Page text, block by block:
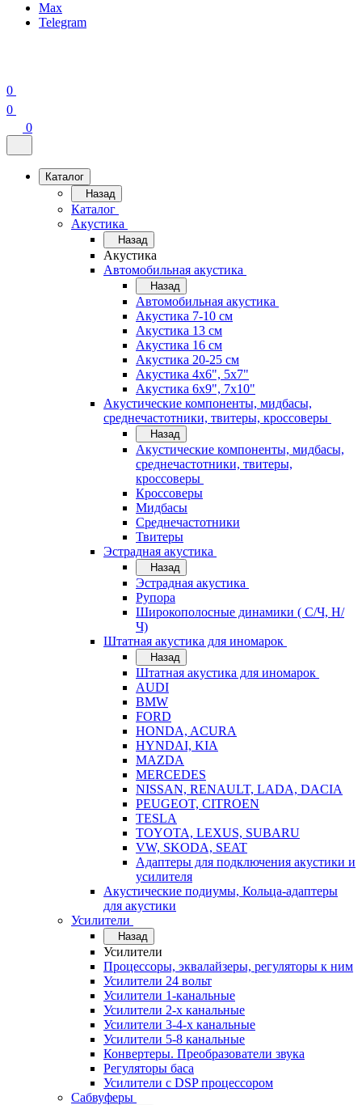
Max
Telegram
0
0
0
Каталог
Назад
Каталог
Акустика
Назад
Акустика
Автомобильная акустика
Назад
Автомобильная акустика
Акустика 7-10 см
Акустика 13 см
Акустика 16 см
Акустика 20-25 см
Акустика 4х6", 5х7"
Акустика 6х9", 7х10"
Акустические компоненты, мидбасы,
среднечастотники, твитеры, кроссоверы
Назад
Акустические компоненты, мидбасы,
среднечастотники, твитеры,
кроссоверы
Кроссоверы
Мидбасы
Среднечастотники
Твитеры
Эстрадная акустика
Назад
Эстрадная акустика
Рупора
Широкополосные динамики ( С/Ч, Н/
Ч)
Штатная акустика для иномарок
Назад
Штатная акустика для иномарок
AUDI
BMW
FORD
HONDA, ACURA
HYNDAI, KIA
MAZDA
MERCEDES
NISSAN, RENAULT, LADA, DACIA
PEUGEOT, CITROEN
TESLA
TOYOTA, LEXUS, SUBARU
VW, SKODA, SEAT
Адаптеры для подключения акустики и
усилителя
Акустические подиумы, Кольца-адаптеры
для акустики
Усилители
Назад
Усилители
Процессоры, эквалайзеры, регуляторы к ним
Усилители 24 вольт
Усилители 1-канальные
Усилители 2-х канальные
Усилители 3-4-х канальные
Усилители 5-8 канальные
Конвертеры. Преобразователи звука
Регуляторы баса
Усилители с DSP процессором
Сабвуферы